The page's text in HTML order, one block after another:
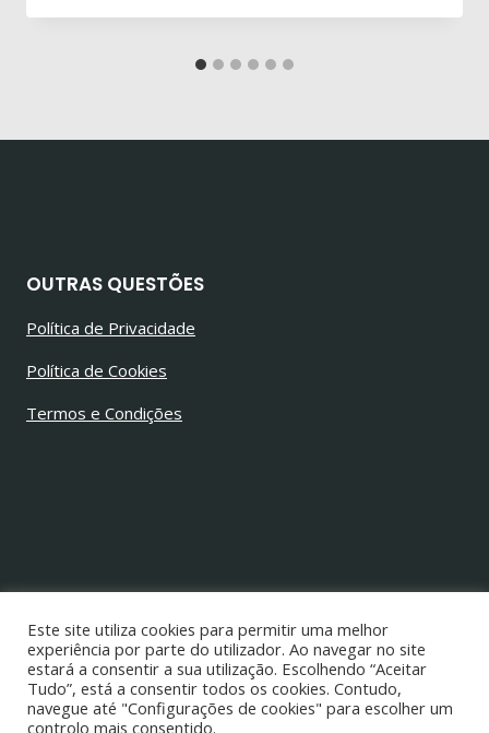
OUTRAS QUESTÕES
Política de Privacidade
Política de Cookies
Termos e Condições
Todos os direitos reservados
Este site utiliza cookies para permitir uma melhor
experiência por parte do utilizador. Ao navegar no site
estará a consentir a sua utilização. Escolhendo “Aceitar
Tudo”, está a consentir todos os cookies. Contudo,
navegue até "Configurações de cookies" para escolher um
controlo mais consentido.